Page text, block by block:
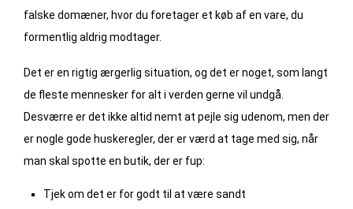
falske domæner, hvor du foretager et køb af en vare, du
formentlig aldrig modtager.
Det er en rigtig ærgerlig situation, og det er noget, som langt
de fleste mennesker for alt i verden gerne vil undgå.
Desværre er det ikke altid nemt at pejle sig udenom, men der
er nogle gode huskeregler, der er værd at tage med sig, når
man skal spotte en butik, der er fup:
Tjek om det er for godt til at være sandt